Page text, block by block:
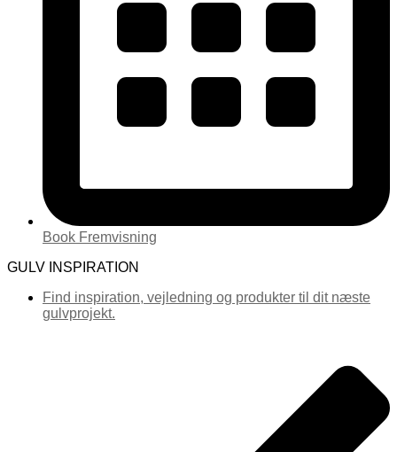
Book Fremvisning
GULV INSPIRATION
Find inspiration, vejledning og produkter til dit næste
gulvprojekt.